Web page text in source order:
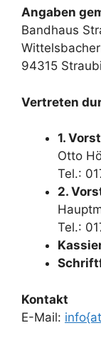
Angaben
Bandhaus
94315
Vertreten
1.
Otto
Tel.:
2.
Tel.:
Kontakt
E-Mail: